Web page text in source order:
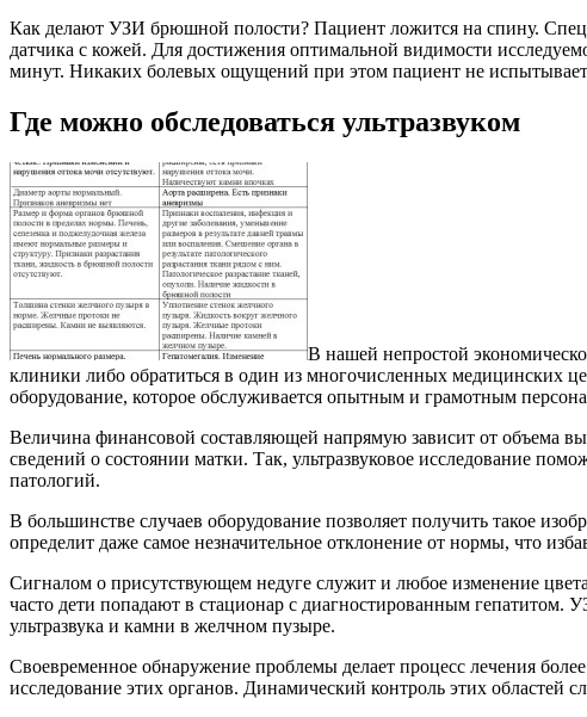
Как делают УЗИ брюшной полости? Пациент ложится на спину.
датчика с кожей. Для достижения оптимальной видимости
минут. Никаких болевых ощущений при этом пациент не
Где можно обследоваться ультразвуком
В нашей непростой
клиники либо обратиться в один из многочисленных медицинских
оборудование, которое обслуживается опытным и грамотным
Величина финансовой составляющей напрямую зависит от объема
сведений о состоянии матки. Так, ультразвуковое исследование
патологий.
В большинстве случаев оборудование позволяет получить такое
определит даже самое незначительное отклонение от нормы, что
Сигналом о присутствующем недуге служит и любое изменение
часто дети попадают в стационар с диагностированным гепатитом.
ультразвука и камни в желчном пузыре.
Своевременное обнаружение проблемы делает процесс лечения
исследование этих органов. Динамический контроль этих областей